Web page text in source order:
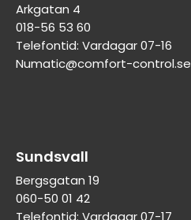
Arkgatan 4
018-56 53 60
Telefontid: Vardagar 07-16
Numatic@comfort-control.se
Sundsvall
Bergsgatan 19
060-50 01 42